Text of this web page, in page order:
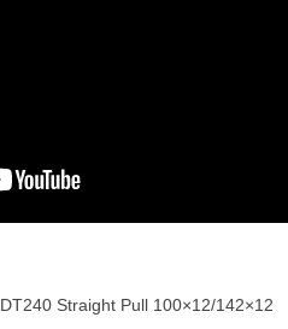
DT240 Straight Pull 100×12/142×12